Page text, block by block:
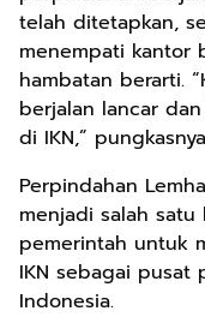
telah ditetapkan,
menempati kantor
hambatan berarti.
berjalan lancar
di IKN,”
Perpindahan
menjadi salah
pemerintah untuk
IKN sebagai pusat
Indonesia.